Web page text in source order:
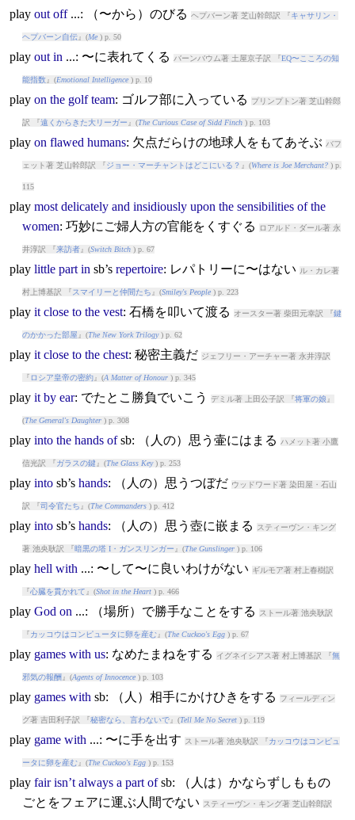
play out off...: （〜から）のびる ヘプバーン著 芝山幹郎訳 『 キャサリン・
ヘプバーン自伝』(Me) p. 50
play out in...: 〜に表れてくる バーンバウム著 土屋京子訳 『EQ〜こころの知
能指数』(Emotional Intelligence) p. 10
play on the golf team: ゴルフ部に入っている プリンプトン著 芝山幹郎
訳 『遠くからきた大リーガー 』(The Curious Case of Sidd Finch) p. 103
play on flawed humans: 欠点だらけの地球人をもてあそぶ バフ
ェット著 芝山幹郎訳 『 ジョー・マーチャントはどこにいる？ 』(Where is Joe Merchant?) p.
115
play most delicately and insidiously upon the sensibilities of the
women: 巧妙にご婦人方の官能をくすぐる ロアルド・ダール著 永
井淳訳 『来訪者』(Switch Bitch) p. 67
play little part insb’s repertoire: レパトリーに〜はない ル・カレ著
村上博基訳 『 スマイリーと仲間たち 』(Smiley's People) p. 223
play it close to the vest: 石橋を叩いて渡る オースター著 柴田元幸訳 『鍵
のかかった部屋 』(The New York Trilogy) p. 62
play it close to the chest: 秘密主義だ ジェフリー・アーチャー著 永井淳訳
『 ロシア皇帝の密約』(A Matter of Honour) p. 345
play it by ear: でたとこ勝負でいこう デミル著 上田公子訳 『将軍の娘 』
(The General's Daughter) p. 308
play into the hands ofsb: （人の）思う壷にはまる ハメット著 小鷹
信光訳 『 ガラスの鍵 』(The Glass Key) p. 253
play intosb’s hands: （人の）思うつぼだ ウッドワード著 染田屋・石山
訳 『司令官たち 』(The Commanders) p. 412
play intosb’s hands: （人の）思う壺に嵌まる スティーヴン・キング
著 池央耿訳 『 暗黒の塔 I・ガンスリンガー 』(The Gunslinger) p. 106
play hell with...: 〜して〜に良いわけがない ギルモア著 村上春樹訳
『心臓を貫かれて 』(Shot in the Heart) p. 466
play God on...: （場所）で勝手なことをする ストール著 池央耿訳
『 カッコウはコンピュータに卵を産む』(The Cuckoo's Egg) p. 67
play games with us: なめたまねをする イグネイシアス著 村上博基訳 『無
邪気の報酬 』(Agents of Innocence) p. 103
play games withsb: （人）相手にかけひきをする フィールディン
グ著 吉田利子訳 『秘密なら、言わないで』(Tell Me No Secret) p. 119
play game with...: 〜に手を出す ストール著 池央耿訳 『 カッコウはコンピュ
ータに卵を産む』(The Cuckoo's Egg) p. 153
play fair isn’t always a part ofsb: （人は）かならずしももの
ごとをフェアに運ぶ人間でない スティーヴン・キング著 芝山幹郎訳